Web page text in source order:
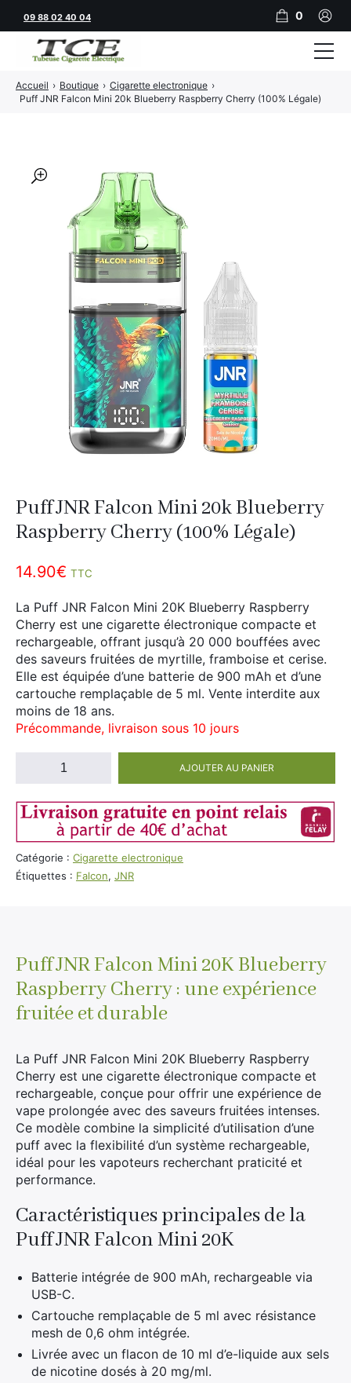
🔍
Puff JNR Falcon Mini 20k Blueberry
Raspberry Cherry (100% Légale)
14.90€ TTC
La Puff JNR Falcon Mini 20K Blueberry Raspberry
Cherry est une cigarette électronique compacte et
rechargeable, offrant jusqu’à 20 000 bouffées avec
des saveurs fruitées de myrtille, framboise et cerise.
Elle est équipée d’une batterie de 900 mAh et d’une
cartouche remplaçable de 5 ml. Vente interdite aux
moins de 18 ans.
Précommande, livraison sous 10 jours
quantité
JNR
Mini
20k
Blueberry
AJOUTER AU PANIER
Catégorie : Cigarette electronique
Étiquettes : Falcon, JNR
Accueil › Boutique › Cigarette electronique ›
Puff JNR Falcon Mini 20k Blueberry Raspberry Cherry (100% Légale)
Puff JNR Falcon Mini 20K Blueberry
Raspberry Cherry : une expérience
fruitée et durable
La Puff JNR Falcon Mini 20K Blueberry Raspberry
Cherry est une cigarette électronique compacte et
rechargeable, conçue pour offrir une expérience de
vape prolongée avec des saveurs fruitées intenses.
Ce modèle combine la simplicité d’utilisation d’une
puff avec la flexibilité d’un système rechargeable,
idéal pour les vapoteurs recherchant praticité et
performance.
Caractéristiques principales de la
Puff JNR Falcon Mini 20K
Batterie intégrée de 900 mAh, rechargeable via
USB-C.
Cartouche remplaçable de 5 ml avec résistance
mesh de 0,6 ohm intégrée.
Livrée avec un flacon de 10 ml d’e-liquide aux sels
de nicotine dosés à 20 mg/ml.
09 88 02 40 04 0
Tubeuses
JNR
Adalya
Al Fakher
Cristal Puff
SoGood
100ml
Salé
Sucré
Nouveautés